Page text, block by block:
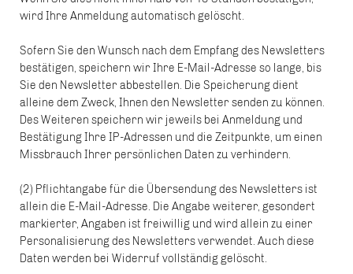
wird Ihre Anmeldung automatisch gelöscht.
Sofern Sie den Wunsch nach dem Empfang des Newsletters
bestätigen, speichern wir Ihre E-Mail-Adresse so lange, bis
Sie den Newsletter abbestellen. Die Speicherung dient
alleine dem Zweck, Ihnen den Newsletter senden zu können.
Des Weiteren speichern wir jeweils bei Anmeldung und
Bestätigung Ihre IP-Adressen und die Zeitpunkte, um einen
Missbrauch Ihrer persönlichen Daten zu verhindern.
(2) Pflichtangabe für die Übersendung des Newsletters ist
allein die E-Mail-Adresse. Die Angabe weiterer, gesondert
markierter, Angaben ist freiwillig und wird allein zu einer
Personalisierung des Newsletters verwendet. Auch diese
Daten werden bei Widerruf vollständig gelöscht.